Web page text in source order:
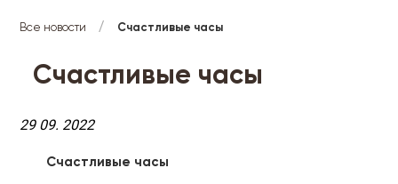
Все новости / Счастливые часы
Счастливые часы
29 09. 2022
Счастливые часы